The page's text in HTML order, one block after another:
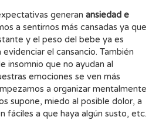
generan ansiedad e
y el peso del bebe ya es
el cansancio. También
insomnio que no ayudan al
emociones se ven más
supone, miedo al posible dolor, a
fáciles a que haya algún susto, etc.